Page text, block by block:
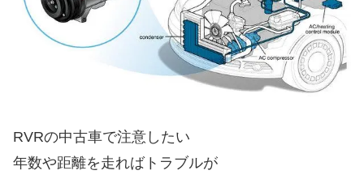
RVRの中古車で注意したい
年数や距離を走ればトラブルが